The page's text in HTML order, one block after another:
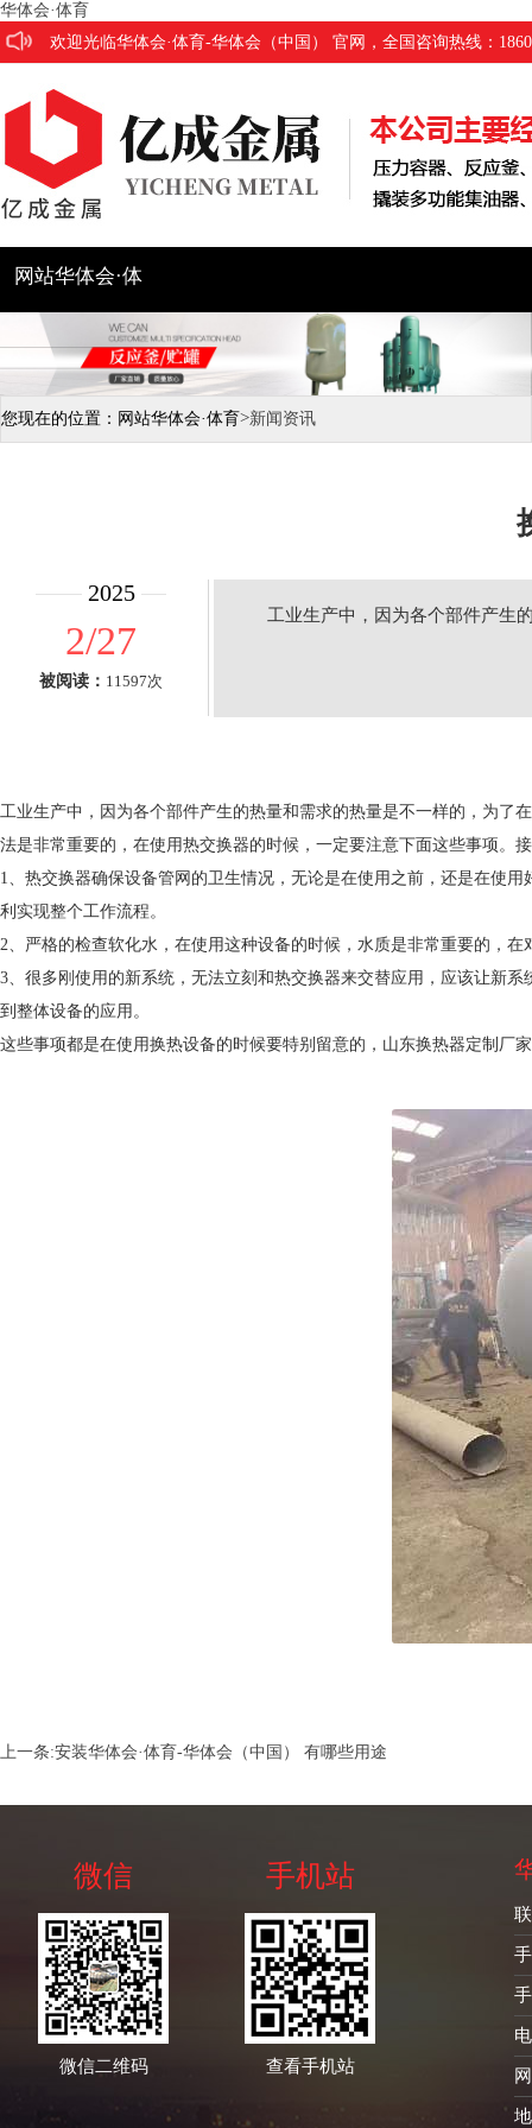
华体会·体育
欢迎光临华体会·体育-华体会（中国） 官网，全国咨询热线：
网站华体会·体
公司简介 产品展示
您现在的位置： 网站华体会·体育>新闻资讯
2025
2/27
被阅读： 11597次
工业生产中，因为各个部件产生
工业生产中，因为各个部件产生的热量和需求的热量是不一样的，为了
法是非常重要的，在使用热交换器的时候，一定要注意下面这些事项。
1、热交换器确保设备管网的卫生情况，无论是在使用之前，还是在使
利实现整个工作流程。
2、严格的检查软化水，在使用这种设备的时候，水质是非常重要的，
3、很多刚使用的新系统，无法立刻和热交换器来交替应用，应该让新
到整体设备的应用。
这些事项都是在使用换热设备的时候要特别留意的，山东换热器定制厂
上一条:安装华体会·体育-华体会（中国） 有哪些用途
微信
微信二维码
手机站
查看手机站